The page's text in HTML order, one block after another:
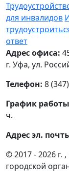
для инвалидов
ответ
Адрес офиса:
г. Уфа, ул.
Телефон: 8
График
ч.
Адрес эл.
© 2017 - 2026
городской